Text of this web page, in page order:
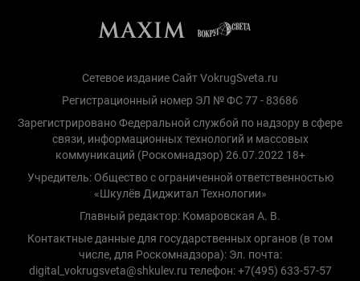
Сетевое издание Сайт VokrugSveta.ru
Регистрационный номер ЭЛ № ФС 77 - 83686
Зарегистрировано Федеральной службой по надзору в сфере
связи, информационных технологий и массовых
коммуникаций (Роскомнадзор) 26.07.2022 18+
Учредитель: Общество с ограниченной ответственностью
«Шкулёв Диджитал Технологии»
Главный редактор: Комаровская А. В.
Контактные данные для государственных органов (в том
числе, для Роскомнадзора): Эл. почта:
digital_vokrugsveta@shkulev.ru телефон: +7(495) 633-57-57